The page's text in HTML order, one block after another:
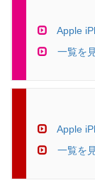
Apple
一覧を
Apple
一覧を